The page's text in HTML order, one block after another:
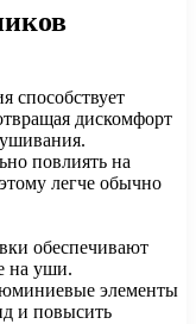
способствует
дискомфорт
повлиять на
легче обычно
обеспечивают
на уши.
элементы
и повысить